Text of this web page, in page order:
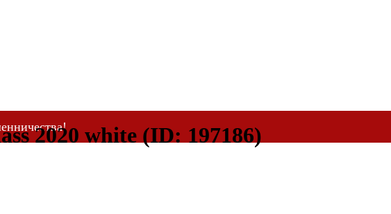
свои услуги только по выставленному счету на Т-банк от ИП
2020 white (ID: 197186)